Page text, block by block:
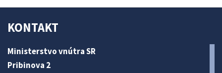
KONTAKT
Ministerstvo vnútra SR
Pribinova 2